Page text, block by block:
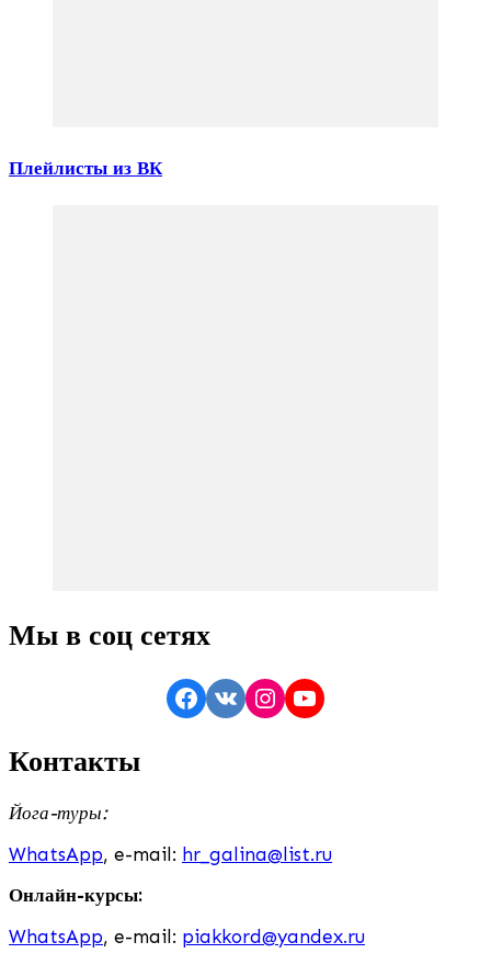
Плейлисты из ВК
Мы в соц сетях
Facebook
VKInstagram
YouTube
Контакты
Йога-туры:
WhatsApp, e-mail: hr_galina@list.ru
Онлайн-курсы:
WhatsApp, e-mail: piakkord@yandex.ru